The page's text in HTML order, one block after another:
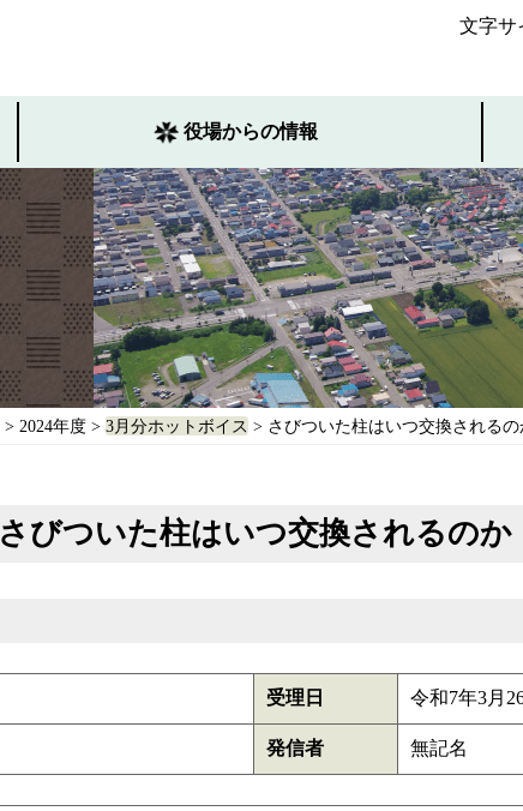
文字サ
役場からの情報
> 2024年度 > 3月分ホットボイス > さびついた柱はいつ交換されるの
さびついた柱はいつ交換されるのか
受理日 令和7年3月
発信者 無記名